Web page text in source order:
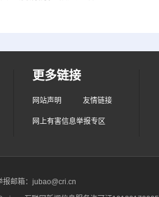
更多链接
网站声明 友情链接
网上有害信息举报专区
邮箱：jubao@cri.cn